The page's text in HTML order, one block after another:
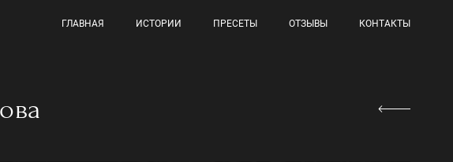
ГЛАВНАЯ ИСТОРИИ ПРЕСЕТЫ ОТЗЫВЫ КОНТАКТЫ